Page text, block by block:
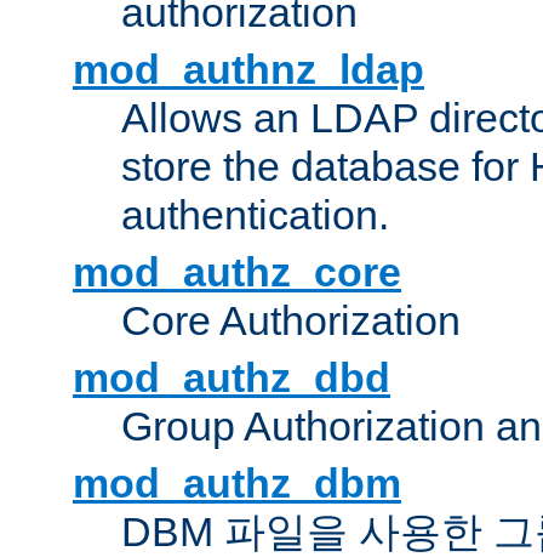
authorization
mod_authnz_ldap
Allows an LDAP
store the database for
authentication.
mod_authz_core
Core Authorization
mod_authz_dbd
Group Authorization
mod_authz_dbm
DBM 파일을 사용한